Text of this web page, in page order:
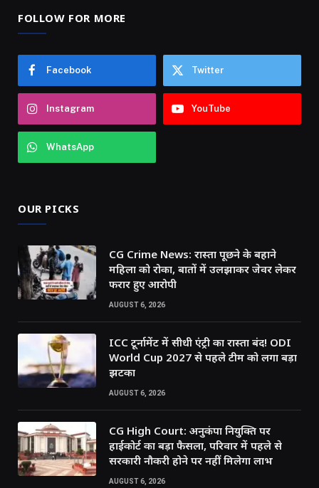
FOLLOW FOR MORE
Facebook Twitter
Instagram YouTube
WhatsApp
OUR PICKS
CG Crime News: रास्ता पूछने के बहाने
महिला को रोका, बातों में उलझाकर जेवर लेकर
फरार हुए आरोपी
AUGUST 6, 2026
ICC टूर्नामेंट में सीधी एंट्री का रास्ता बंद! ODI
World Cup 2027 से पहले टीम को लगा बड़ा
झटका
AUGUST 6, 2026
CG High Court: अनुकंपा नियुक्ति पर
हाईकोर्ट का बड़ा फैसला, परिवार में पहले से
सरकारी नौकरी होने पर नहीं मिलेगा लाभ
AUGUST 6, 2026